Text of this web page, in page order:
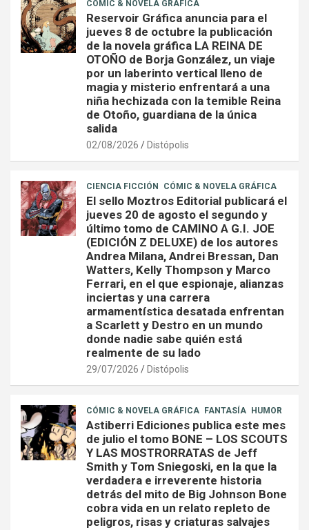
CÓMIC & NOVELA GRÁFICA
Reservoir Gráfica anuncia para el
jueves 8 de octubre la publicación
de la novela gráfica LA REINA DE
OTOÑO de Borja González, un viaje
por un laberinto vertical lleno de
magia y misterio enfrentará a una
niña hechizada con la temible Reina
de Otoño, guardiana de la única
salida
02/08/2026 Distópolis
CIENCIA FICCIÓN CÓMIC & NOVELA GRÁFICA
El sello Moztros Editorial publicará el
jueves 20 de agosto el segundo y
último tomo de CAMINO A G.I. JOE
(EDICIÓN Z DELUXE) de los autores
Andrea Milana, Andrei Bressan, Dan
Watters, Kelly Thompson y Marco
Ferrari, en el que espionaje, alianzas
inciertas y una carrera
armamentística desatada enfrentan
a Scarlett y Destro en un mundo
donde nadie sabe quién está
realmente de su lado
29/07/2026 Distópolis
CÓMIC & NOVELA GRÁFICA FANTASÍA HUMOR
Astiberri Ediciones publica este mes
de julio el tomo BONE – LOS SCOUTS
Y LAS MOSTRORRATAS de Jeff
Smith y Tom Sniegoski, en la que la
verdadera e irreverente historia
detrás del mito de Big Johnson Bone
cobra vida en un relato repleto de
peligros, risas y criaturas salvajes